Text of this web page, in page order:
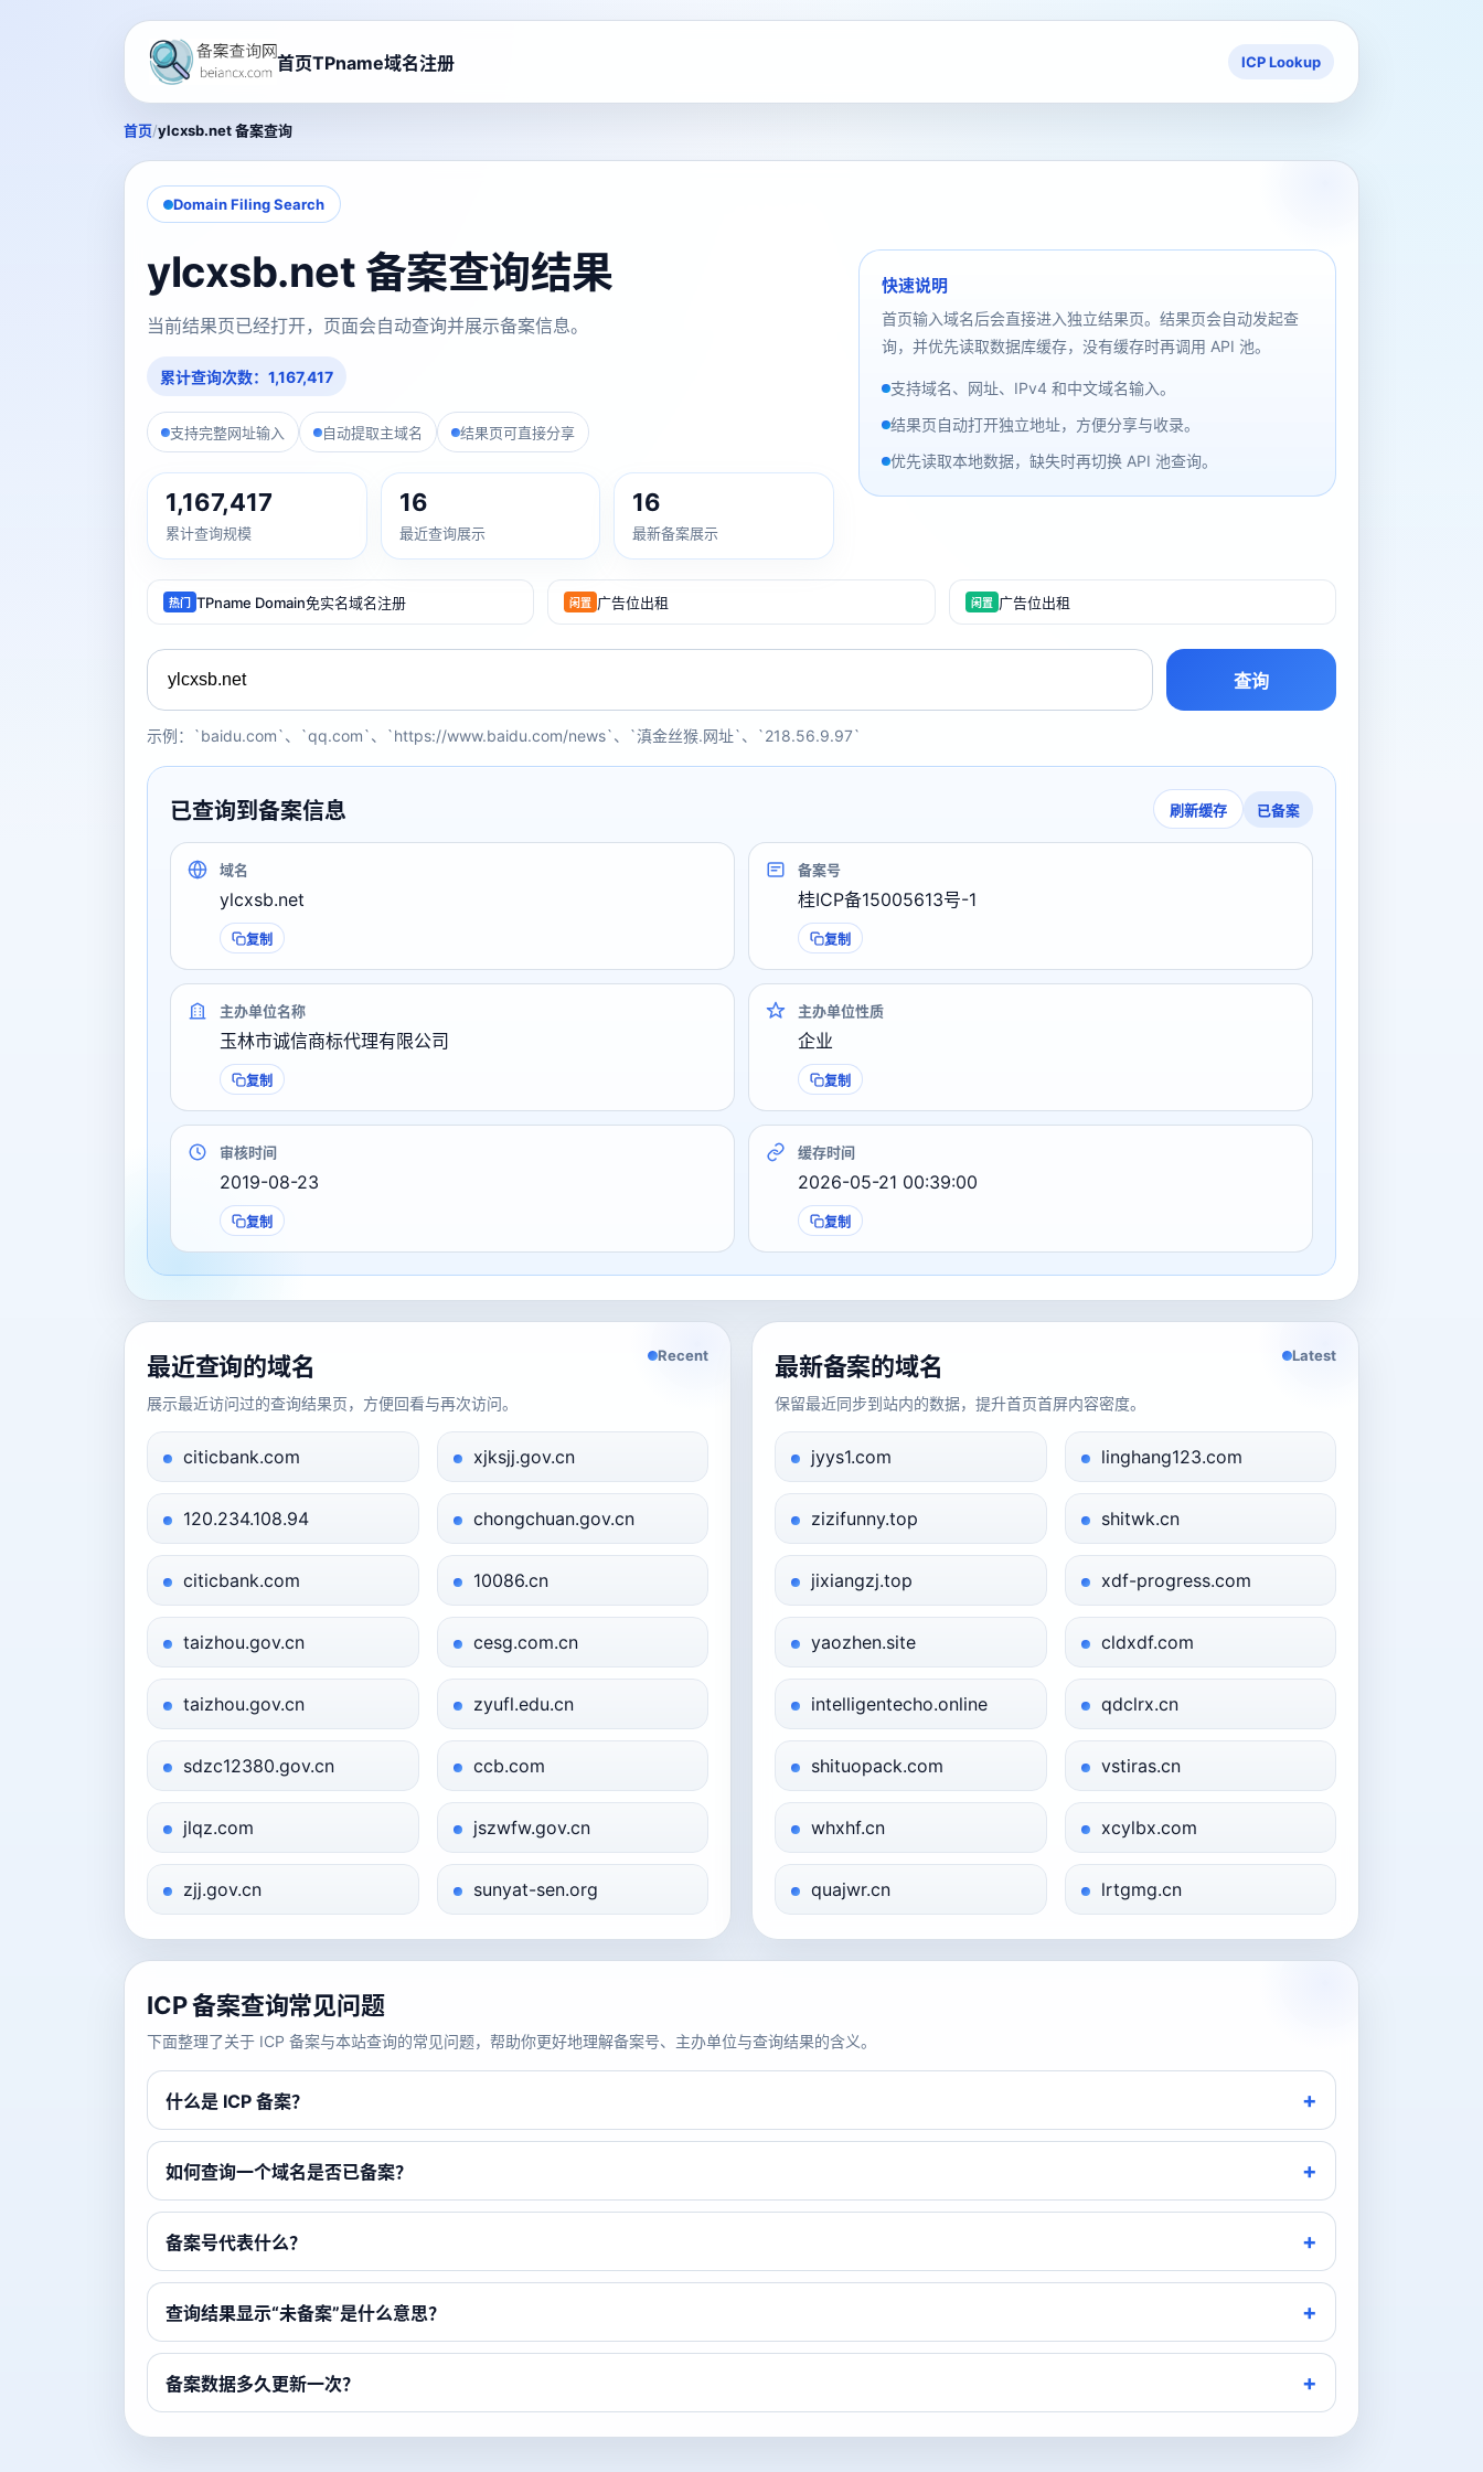
首页TPname域名注册 ICP Lookup
首页/ylcxsb.net 备案查询
Domain Filing Search
ylcxsb.net 备案查询结果
当前结果页已经打开，页面会自动查询并展示备案信息。
累计查询次数：1,167,417
支持完整网址输入 自动提取主域名 结果页可直接分享
1,167,417
累计查询规模
16
最近查询展示
16
最新备案展示
快速说明
首页输入域名后会直接进入独立结果页。结果页会自动发起查
询，并优先读取数据库缓存，没有缓存时再调用 API 池。
支持域名、网址、IPv4 和中文域名输入。
结果页自动打开独立地址，方便分享与收录。
优先读取本地数据，缺失时再切换 API 池查询。
热门 TPname Domain免实名域名注册 闲置 广告位出租 闲置 广告位出租
查询
示例：`baidu.com`、`qq.com`、`https://www.baidu.com/news`、`滇金丝猴.网址`、`218.56.9.97`
已查询到备案信息 刷新缓存 已备案
域名
ylcxsb.net
复制
备案号
桂ICP备15005613号-1
复制
主办单位名称
玉林市诚信商标代理有限公司
复制
主办单位性质
企业
复制
审核时间
2019-08-23
复制
缓存时间
2026-05-21 00:39:00
复制
最近查询的域名
展示最近访问过的查询结果页，方便回看与再次访问。
Recent
citicbank.com xjksjj.gov.cn
120.234.108.94 chongchuan.gov.cn
citicbank.com 10086.cn
taizhou.gov.cn cesg.com.cn
taizhou.gov.cn zyufl.edu.cn
sdzc12380.gov.cn ccb.com
jlqz.com jszwfw.gov.cn
zjj.gov.cn sunyat-sen.org
最新备案的域名
保留最近同步到站内的数据，提升首页首屏内容密度。
Latest
jyys1.com linghang123.com
zizifunny.top shitwk.cn
jixiangzj.top xdf-progress.com
yaozhen.site cldxdf.com
intelligentecho.online qdclrx.cn
shituopack.com vstiras.cn
whxhf.cn xcylbx.com
quajwr.cn lrtgmg.cn
ICP 备案查询常见问题
下面整理了关于 ICP 备案与本站查询的常见问题，帮助你更好地理解备案号、主办单位与查询结果的含义。
什么是 ICP 备案？
如何查询一个域名是否已备案？
备案号代表什么？
查询结果显示“未备案”是什么意思？
备案数据多久更新一次？